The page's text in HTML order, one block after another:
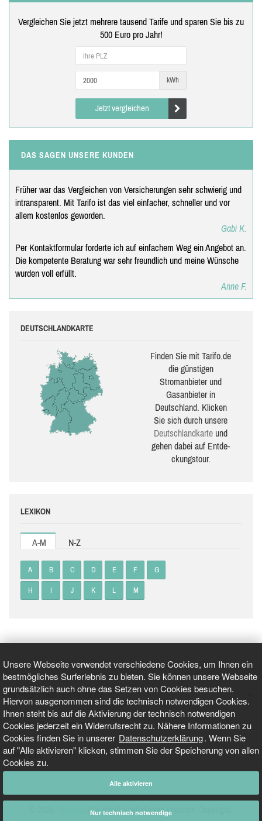
Unsere Webseite verwendet verschiedene Cookies, um Ihnen ein
bestmögliches Surferlebnis zu bieten. Sie können unsere Webseite
grundsätzlich auch ohne das Setzen von Cookies besuchen.
Hiervon ausgenommen sind die technisch notwendigen Cookies.
Ihnen steht bis auf die Aktivierung der technisch notwendigen
Cookies jederzeit ein Widerrufsrecht zu. Nähere Informationen zu
Cookies finden Sie in unserer Datenschutzerklärung. Wenn Sie
auf "Alle aktivieren" klicken, stimmen Sie der Speicherung von allen
Cookies zu.
Alle aktivieren
Nur technisch notwendige
Vergleichen Sie jetzt mehrere tausend Tarife und sparen Sie bis zu
500 Euro pro Jahr!
kWh
Jetzt vergleichen
DAS SAGEN UNSERE KUNDEN
Früher war das Vergleichen von Versicherungen sehr schwierig und
intransparent. Mit Tarifo ist das viel einfacher, schneller und vor
allem kostenlos geworden.
Gabi K.
Per Kontaktformular forderte ich auf einfachem Weg ein Angebot an.
Die kompetente Beratung war sehr freundlich und meine Wünsche
wurden voll erfüllt.
Anne F.
DEUTSCHLANDKARTE
Finden Sie mit Tarifo.de
die güns­ti­gen
Stromanbieter und
Gasanbieter in
Deutschland. Klicken
Sie sich durch unsere
Deutsch­land­karte und
gehen dabei auf Ent­de­
ckungs­tour.
LEXIKON
A-M N-Z
A B C D E F G
H I J K L M
GEPRÜFT UND ZERTIFIZIERT
AKTUELLE NACHRICHTEN
TARIFO.DE
Alle Inhalte unterliegen unserem Copyright.